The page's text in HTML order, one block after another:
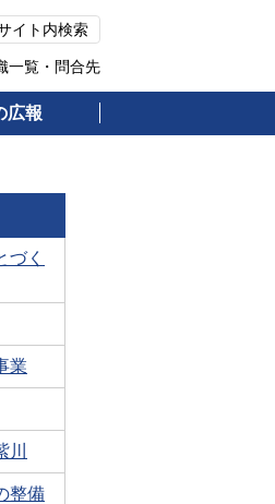
イト内検索
一覧・問合先
広報
づく
業
整備